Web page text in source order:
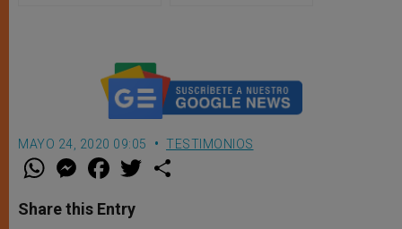
MAYO 24, 2020 09:05 TESTIMONIOS
W
t
s
M
e
s
e
F
a
e
b
w
Share this Entry